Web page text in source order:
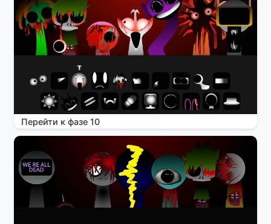
Перейти к фазе 10